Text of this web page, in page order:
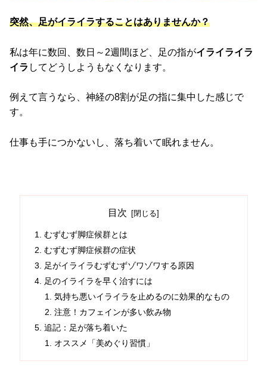
突然、足がイライラすることはありませんか？
私は年に数回、数日～2週間ほど、足の指がイライライラ
イラ してどうしようもなくなります。
例えて言うなら、神経の8割が足の指に集中した感じで
す。
仕事も手につかないし、落ち着いて眠れません。
目次
むずむず脚症候群とは
むずむず脚症候群の症状
足がイライラむずむずゾワゾワする原因
足のイライラを早く治すには
気持ち悪いイライラを止めるのに効果的なもの
注意！カフェインが多い飲み物
追記：足が落ち着いた
オススメ「美めぐり習慣」